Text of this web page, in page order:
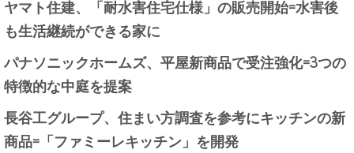
ヤマト住建、「耐水害住宅仕様」の販売開始=水害後
も生活継続ができる家に
パナソニックホームズ、平屋新商品で受注強化=3つの
特徴的な中庭を提案
長谷工グループ、住まい方調査を参考にキッチンの新
商品=「ファミーレキッチン」を開発